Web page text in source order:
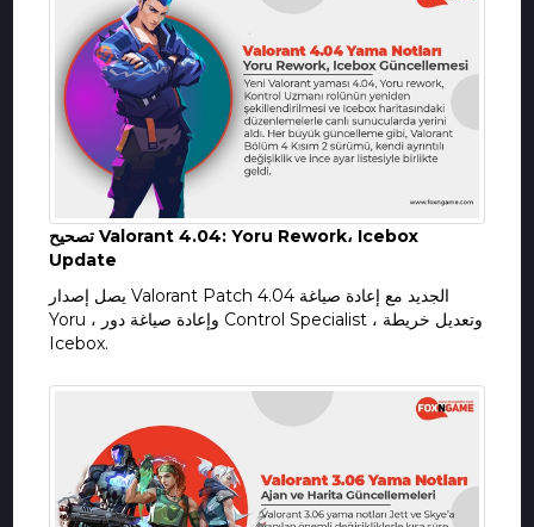
تصحيح Valorant 4.04: Yoru Rework، Icebox
Update
يصل إصدار Valorant Patch 4.04 الجديد مع إعادة صياغة
Yoru ، وإعادة صياغة دور Control Specialist ، وتعديل خريطة
Icebox.